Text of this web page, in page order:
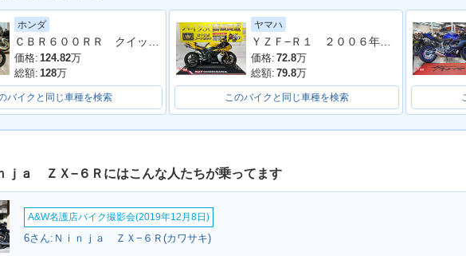
K
チェ
2022年 Ninja ZX-6R K
RT Edition
2022年 Ninja ZX-6R・
カラーチェンジ
2021年 Ninja ZX-6R K
RT Edition・カラーチェ
ンジ
2021年
カラーチ
・
RT Edition・新登場
新登場
ホンダ
ＣＢＲ６００ＲＲ クイックシフター付
価格: 124.82万
総額: 128万
バイクと同じ車種を検索
ヤマハ
ＹＺＦ−Ｒ１ ２００６年モデル 逆車 ストライカーサイレンサー フェンダーレス エンジンスライダー シングルシート
価格: 72.8万
総額: 79.8万
このバイクと同じ車種を検索
ｊａ ＺＸ−６Ｒにはこんな人たちが乗ってます
A&W名護店バイク撮影会(2019年12月8日)
6さん:Ｎｉｎｊａ ＺＸ−６Ｒ(カワサキ)